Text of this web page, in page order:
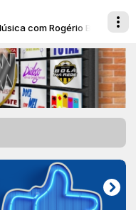
com Rogério Barbosa
de uma noite de verão